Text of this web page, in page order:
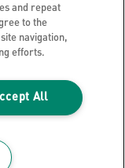
and repeat
to the
navigation,
efforts.
All